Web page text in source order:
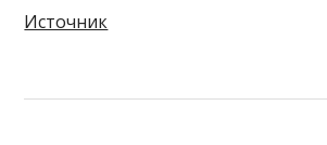
Источник